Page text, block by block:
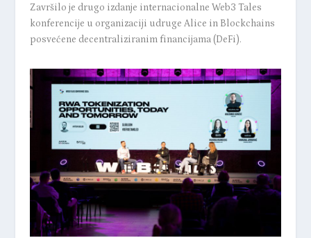
Završilo je drugo izdanje internacionalne Web3 Tales
konferencije u organizaciji udruge Alice in Blockchains
posvećene decentraliziranim financijama (DeFi).